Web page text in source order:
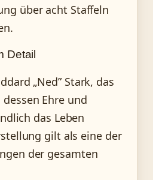
über acht Staffeln
Detail
„Ned” Stark, das
Ehre und
das Leben
gilt als eine der
der gesamten